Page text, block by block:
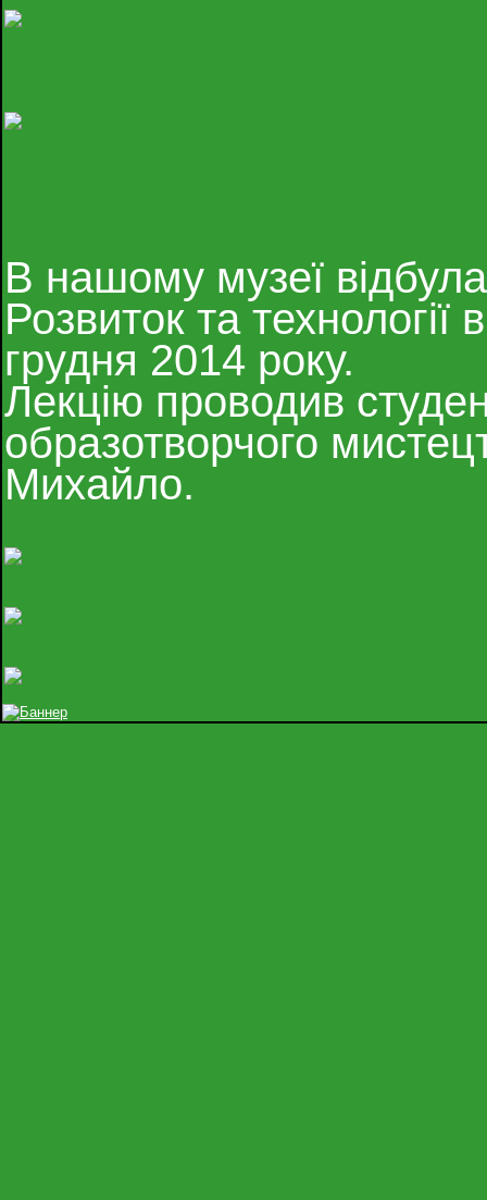
В нашому музеї
Розвиток та
грудня 2014 року.
Лекцію проводив
образотворчого
Михайло.